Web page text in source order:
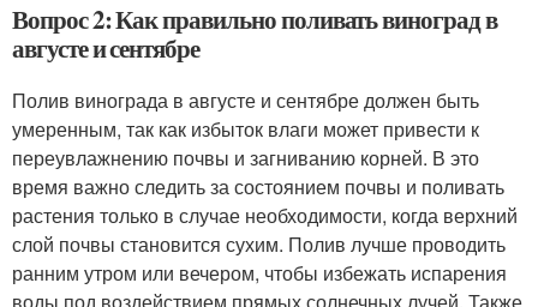
Вопрос 2: Как правильно поливать виноград в
августе и сентябре
Полив винограда в августе и сентябре должен быть
умеренным, так как избыток влаги может привести к
переувлажнению почвы и загниванию корней. В это
время важно следить за состоянием почвы и поливать
растения только в случае необходимости, когда верхний
слой почвы становится сухим. Полив лучше проводить
ранним утром или вечером, чтобы избежать испарения